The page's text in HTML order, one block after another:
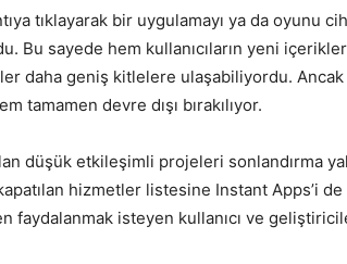
tıklayarak bir uygulamayı ya da oyunu
Bu sayede hem kullanıcıların yeni
daha geniş kitlelere ulaşabiliyordu.
tamamen devre dışı bırakılıyor.
düşük etkileşimli projeleri sonlandırma
hizmetler listesine Instant Apps’i
faydalanmak isteyen kullanıcı ve